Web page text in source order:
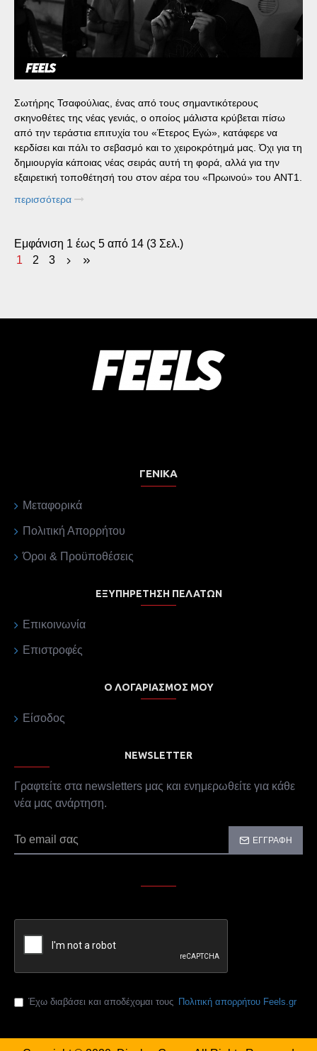
Σωτήρης Τσαφούλιας, ένας από τους σημαντικότερους
σκηνοθέτες της νέας γενιάς, ο οποίος μάλιστα κρύβεται πίσω
από την τεράστια επιτυχία του «Έτερος Εγώ», κατάφερε να
κερδίσει και πάλι το σεβασμό και το χειροκρότημά μας. Όχι για τη
δημιουργία κάποιας νέας σειράς αυτή τη φορά, αλλά για την
εξαιρετική τοποθέτησή του στον αέρα του «Πρωινού» του ANT1.
περισσότερα
Εμφάνιση 1 έως 5 από 14 (3 Σελ.)
1
2 3
ΓΕΝΙΚΆ
Μεταφορικά
Πολιτική Απορρήτου
Όροι & Προϋποθέσεις
ΕΞΥΠΗΡΈΤΗΣΗ ΠΕΛΑΤΏΝ
Επικοινωνία
Επιστροφές
Ο ΛΟΓΑΡΙΑΣΜΌΣ ΜΟΥ
Είσοδος
NEWSLETTER
Γραφτείτε στα newsletters μας και ενημερωθείτε για κάθε
νέα μας ανάρτηση.
ΕΓΓΡΑΦΉ
Έχω διαβάσει και αποδέχομαι τους Πολιτική απορρήτου Feels.gr